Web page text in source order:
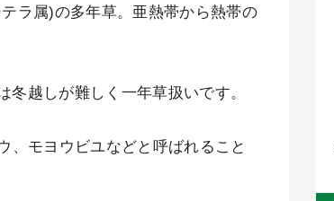
ラ属)の多年草。亜熱帯から熱帯の
越しが難しく一年草扱いです。
、モヨウビユなどと呼ばれること